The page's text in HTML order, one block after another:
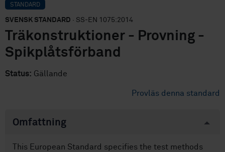
STANDARD
SVENSK STANDARD · SS-EN 1075:2014
Träkonstruktioner - Provning -
Spikplåtsförband
Status: Gällande
Provläs denna standard
Omfattning
This European Standard specifies the test methods